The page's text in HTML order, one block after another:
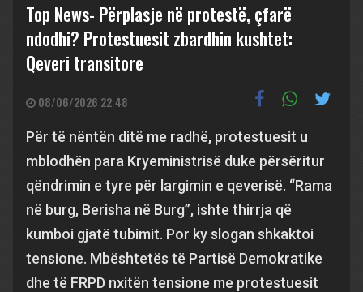
Top News- Përplasje në protestë, çfarë
ndodhi? Protestuesit zbardhin kushtet:
Qeveri transitore
08/06/2026 22:48
Për të nëntën ditë me radhë, protestuesit u
mblodhën para Kryeministrisë duke përsëritur
qëndrimin e tyre për largimin e qeverisë. “Rama
në burg, Berisha në Burg”, ishte thirrja që
kumboi gjatë tubimit. Por ky slogan shkaktoi
tensione. Mbështetës të Partisë Demokratike
dhe të FRPD nxitën tensione me protestuesit